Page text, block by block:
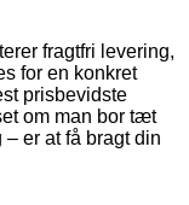
fragtfri levering,
for en konkret
prisbevidste
om man bor tæt
er at få bragt din